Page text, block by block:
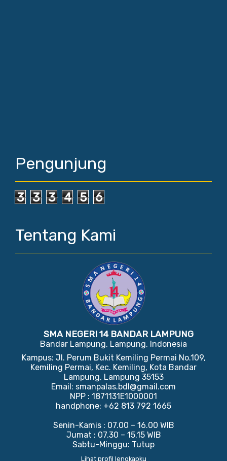
Pengunjung
3 3 3 4 5 6
Tentang Kami
SMA NEGERI 14 BANDAR LAMPUNG
Bandar Lampung, Lampung, Indonesia
Kampus: Jl. Perum Bukit Kemiling Permai No.109,
Kemiling Permai, Kec. Kemiling, Kota Bandar
Lampung, Lampung 35153
Email: smanpalas.bdl@gmail.com
NPP : 1871131E1000001
handphone: +62 813 792 1665
Senin-Kamis : 07.00 – 16.00 WIB
Jumat : 07.30 – 15.15 WIB
Sabtu-Minggu: Tutup
Lihat profil lengkapku